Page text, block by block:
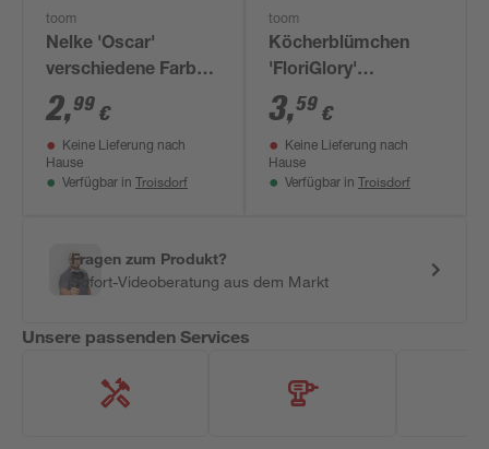
toom
Nelke 'Oscar'
verschiedene Farben
10,5 cm Topf
2,99 €
Keine Lieferung nach
Hause
Verfügbar in Troisdorf
toom
Köcherblümchen
'FloriGlory'
verschiedene Farben
10,5 cm Topf
3,59 €
Keine Lieferung nach
Hause
Verfügbar in Troisdorf
Fragen zum Produkt?
Sofort-Videoberatung aus dem Markt
Unsere passenden Services